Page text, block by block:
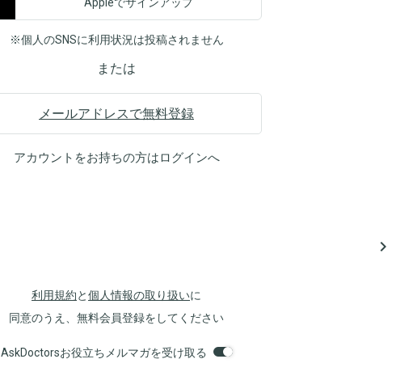
※個人のSNSに利用状況は投稿されません
または
メールアドレスで無料登録
アカウントをお持ちの方はログインへ
navigate_next
利用規約と個人情報の取り扱いに
同意のうえ、無料会員登録をしてください
AskDoctorsお役立ちメルマガを受け取る